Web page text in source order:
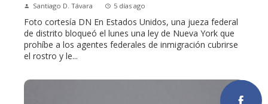
Santiago D. Távara 5 días ago
Foto cortesía DN En Estados Unidos, una jueza federal
de distrito bloqueó el lunes una ley de Nueva York que
prohíbe a los agentes federales de inmigración cubrirse
el rostro y le...